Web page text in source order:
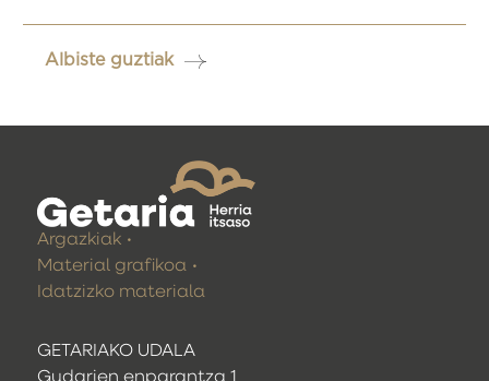
Albiste guztiak
GETARIAKO UDALA
Argazkiak
Material grafikoa
Idatzizko materiala